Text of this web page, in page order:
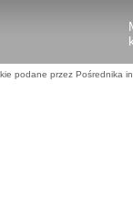
podane przez Pośrednika